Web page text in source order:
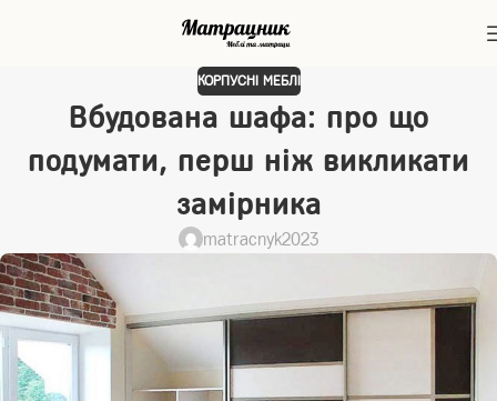
КОРПУСНІ МЕБЛІ
Вбудована шафа: про що
подумати, перш ніж викликати
замірника
matracnyk2023